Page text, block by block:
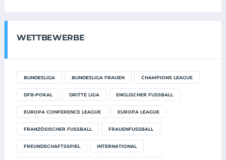
WETTBEWERBE
BUNDESLIGA BUNDESLIGA FRAUEN CHAMPIONS LEAGUE
DFB-POKAL DRITTE LIGA ENGLISCHER FUSSBALL
EUROPA CONFERENCE LEAGUE EUROPA LEAGUE
FRANZÖSISCHER FUSSBALL FRAUENFUSSBALL
FREUNDSCHAFTSSPIEL INTERNATIONAL